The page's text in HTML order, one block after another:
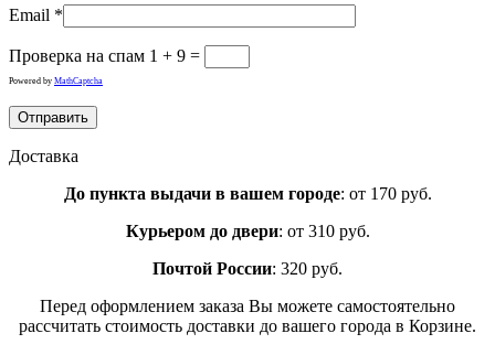
Email *
Проверка на спам 1 + 9 =
Powered by MathCaptcha
Доставка
До пункта выдачи в вашем городе: от 170 руб.
Курьером до двери: от 310 руб.
Почтой России: 320 руб.
Перед оформлением заказа Вы можете самостоятельно
рассчитать стоимость доставки до вашего города в Корзине.